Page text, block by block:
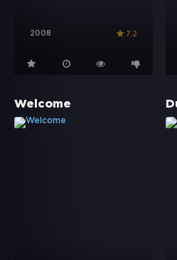
2008 7.2
Welcome